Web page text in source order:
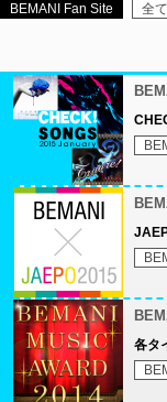
BEMANI Fan Site 全
各タ